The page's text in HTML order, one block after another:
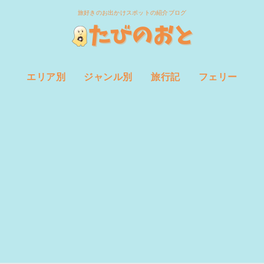
旅好きのお出かけスポットの紹介ブログ
エリア別 ジャンル別 旅行記 フェリー